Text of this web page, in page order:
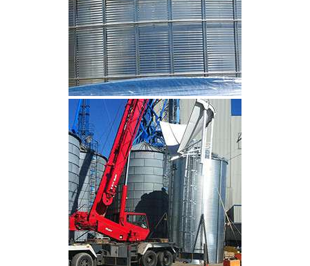
CLIQUEZ POUR AGRANDIR